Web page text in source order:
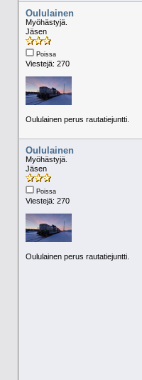
Oululainen
Myöhästyjä.
Jäsen
Poissa
Viestejä: 270
Oululainen perus rautatiejuntti.
Oululainen
Myöhästyjä.
Jäsen
Poissa
Viestejä: 270
Oululainen perus rautatiejuntti.